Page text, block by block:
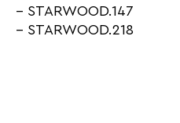
– STARWOOD.147
– STARWOOD.218